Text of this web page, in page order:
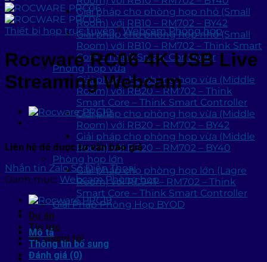
Giải pháp cho phòng họp nhỏ (Small
Room) với RB10 – RM702 – BY42
Giải pháp cho phòng họp nhỏ (Small
Room) với RB10 – RM702 – Think Smart
Core – Think Smart Controller
Phòng họp vừa
Giải pháp cho phòng họp vừa (Middle
Room) với RB20 – RM702 – Think
Smart Core – Think Smart Controller
Giải pháp cho phòng họp vừa (Middle
Room) với RB20 – RM702 – BY42
Giải pháp cho phòng họp vừa (Middle
Room) với RB20 – RM702 – BY40
Phòng họp lớn
Giải pháp cho phòng họp lớn (Lagre
Room) với RC941 – RM702 – Think
Smart Core – Think Smart Controller
Giải Pháp Phòng Họp BYOD
Dự án
Tin tức
Về chúng tôi
Thiết bị họp trực tuyến / Webcam Phòng họp
Rocware RC06 4K USB Live
Streaming Webcam
Liên hệ để được tư vấn báo giá
Nhắn tin Zalo Số Điện Thoại
Danh mục: Webcam Phòng họp
Mô tả
Thông tin bổ sung
Đánh giá (0)